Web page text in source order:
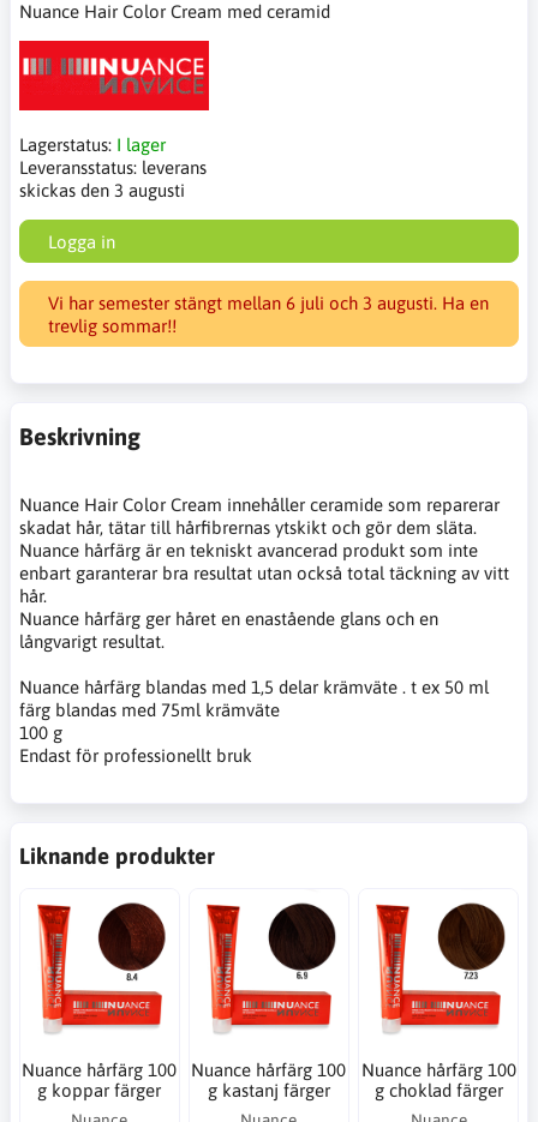
Nuance Hair Color Cream med ceramid
Lagerstatus: I lager
Leveransstatus: leverans
skickas den 3 augusti
Logga in
Vi har semester stängt mellan 6 juli och 3 augusti. Ha en
trevlig sommar!!
Beskrivning
Nuance Hair Color Cream innehåller ceramide som reparerar
skadat hår, tätar till hårfibrernas ytskikt och gör dem släta.
Nuance hårfärg är en tekniskt avancerad produkt som inte
enbart garanterar bra resultat utan också total täckning av vitt
hår.
Nuance hårfärg ger håret en enastående glans och en
långvarigt resultat.
Nuance hårfärg blandas med 1,5 delar krämväte . t ex 50 ml
färg blandas med 75ml krämväte
100 g
Endast för professionellt bruk
Liknande produkter
Nuance hårfärg 100
g koppar färger
Nuance hårfärg 100
g kastanj färger
Nuance hårfärg 100
g choklad färger